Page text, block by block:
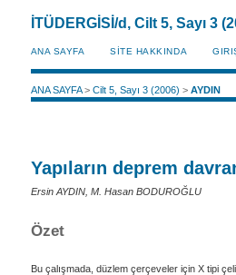
İTÜDERGİSİ/d, Cilt 5, Sayı 3
ANA SAYFA SİTE HAKKINDA
ANA SAYFA> Cilt 5, Sayı 3 (2006) > AYDIN
Yapıların deprem
Ersin AYDIN, M. Hasan BODUROĞLU
Özet
Bu çalışmada, düzlem çerçeveler için X tipi